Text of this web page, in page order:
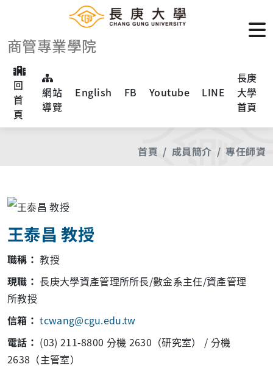
商管專業學院
回
首
頁
網站
導覽
English FB Youtube LINE
長庚
大學
首頁
首頁 成員簡介 專任師資
王泰昌 教授
職稱： 教授
現職： 長庚大學資產管理所所長/數金系主任/資產管理
所教授
信箱： tcwang@cgu.edu.tw
電話： (03) 211-8800 分機 2630（研究室） / 分機
2638（主管室）